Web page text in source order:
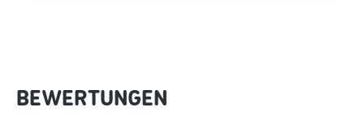
BEWERTUNGEN